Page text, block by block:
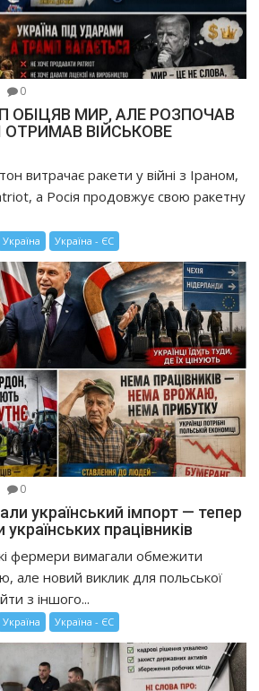
0
МИР, АЛЕ РОЗПОЧАВ
ОТРИМАВ ВІЙСЬКОВЕ
витрачає ракети у війні з Іраном,
а Росія продовжує свою ракетну
Україна Україна - ЄС
0
український імпорт — тепер
працівників
фермери вимагали обмежити
але новий виклик для польської
з іншого...
Україна Україна - ЄС